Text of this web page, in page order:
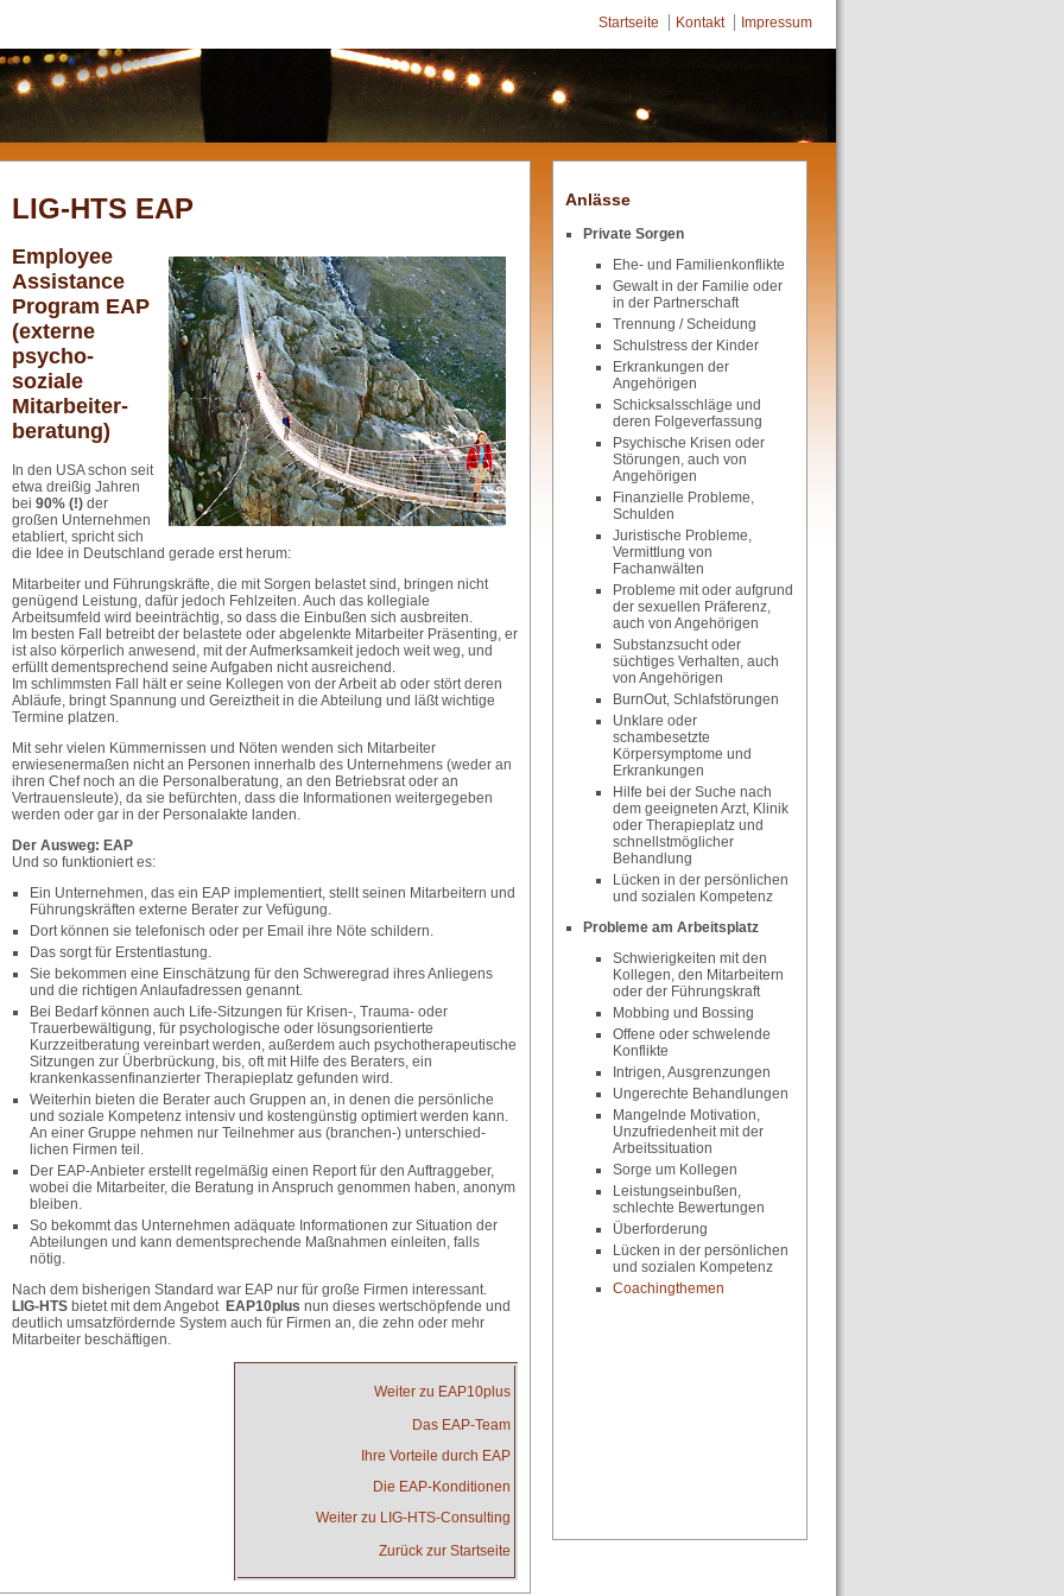
Startseite Kontakt Impressum
LIG-HTS EAP
Employee
Assistance
Program EAP
(externe
psycho-
soziale
Mitarbeiter-
beratung)
In den USA schon seit
etwa dreißig Jahren
bei 90% (!) der
großen Unternehmen
etabliert, spricht sich
die Idee in Deutschland gerade erst herum:
Mitarbeiter und Führungskräfte, die mit Sorgen belastet sind, bringen nicht
genügend Leistung, dafür jedoch Fehlzeiten. Auch das kollegiale
Arbeitsumfeld wird beeinträchtig, so dass die Einbußen sich ausbreiten.
Im besten Fall betreibt der belastete oder abgelenkte Mitarbeiter Präsenting, er
ist also körperlich anwesend, mit der Aufmerksamkeit jedoch weit weg, und
erfüllt dementsprechend seine Aufgaben nicht ausreichend.
Im schlimmsten Fall hält er seine Kollegen von der Arbeit ab oder stört deren
Abläufe, bringt Spannung und Gereiztheit in die Abteilung und läßt wichtige
Termine platzen.
Mit sehr vielen Kümmernissen und Nöten wenden sich Mitarbeiter
erwiesenermaßen nicht an Personen innerhalb des Unternehmens (weder an
ihren Chef noch an die Personalberatung, an den Betriebsrat oder an
Vertrauensleute), da sie befürchten, dass die Informationen weitergegeben
werden oder gar in der Personalakte landen.
Der Ausweg: EAP
Und so funktioniert es:
Ein Unternehmen, das ein EAP implementiert, stellt seinen Mitarbeitern und
Führungskräften externe Berater zur Vefügung.
Dort können sie telefonisch oder per Email ihre Nöte schildern.
Das sorgt für Erstentlastung.
Sie bekommen eine Einschätzung für den Schweregrad ihres Anliegens
und die richtigen Anlaufadressen genannt.
Bei Bedarf können auch Life-Sitzungen für Krisen-, Trauma- oder
Trauerbewältigung, für psychologische oder lösungsorientierte
Kurzzeitberatung vereinbart werden, außerdem auch psychotherapeutische
Sitzungen zur Überbrückung, bis, oft mit Hilfe des Beraters, ein
krankenkassenfinanzierter Therapieplatz gefunden wird.
Weiterhin bieten die Berater auch Gruppen an, in denen die persönliche
und soziale Kompetenz intensiv und kostengünstig optimiert werden kann.
An einer Gruppe nehmen nur Teilnehmer aus (branchen-) unterschied-
lichen Firmen teil.
Der EAP-Anbieter erstellt regelmäßig einen Report für den Auftraggeber,
wobei die Mitarbeiter, die Beratung in Anspruch genommen haben, anonym
bleiben.
So bekommt das Unternehmen adäquate Informationen zur Situation der
Abteilungen und kann dementsprechende Maßnahmen einleiten, falls
nötig.
Nach dem bisherigen Standard war EAP nur für große Firmen interessant.
LIG-HTS bietet mit dem AngebotEAP10plus nun dieses wertschöpfende und
deutlich umsatzfördernde System auch für Firmen an, die zehn oder mehr
Mitarbeiter beschäftigen.
Weiter zu EAP10plus
Das EAP-Team
Ihre Vorteile durch EAP
Die EAP-Konditionen
Weiter zu LIG-HTS-Consulting
Zurück zur Startseite
Anlässe
Private Sorgen
Ehe- und Familienkonflikte
Gewalt in der Familie oder
in der Partnerschaft
Trennung / Scheidung
Schulstress der Kinder
Erkrankungen der
Angehörigen
Schicksalsschläge und
deren Folgeverfassung
Psychische Krisen oder
Störungen, auch von
Angehörigen
Finanzielle Probleme,
Schulden
Juristische Probleme,
Vermittlung von
Fachanwälten
Probleme mit oder aufgrund
der sexuellen Präferenz,
auch von Angehörigen
Substanzsucht oder
süchtiges Verhalten, auch
von Angehörigen
BurnOut, Schlafstörungen
Unklare oder
schambesetzte
Körpersymptome und
Erkrankungen
Hilfe bei der Suche nach
dem geeigneten Arzt, Klinik
oder Therapieplatz und
schnellstmöglicher
Behandlung
Lücken in der persönlichen
und sozialen Kompetenz
Probleme am Arbeitsplatz
Schwierigkeiten mit den
Kollegen, den Mitarbeitern
oder der Führungskraft
Mobbing und Bossing
Offene oder schwelende
Konflikte
Intrigen, Ausgrenzungen
Ungerechte Behandlungen
Mangelnde Motivation,
Unzufriedenheit mit der
Arbeitssituation
Sorge um Kollegen
Leistungseinbußen,
schlechte Bewertungen
Überforderung
Lücken in der persönlichen
und sozialen Kompetenz
Coachingthemen